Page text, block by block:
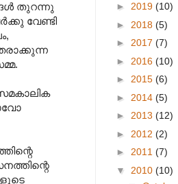
തുറന്നു
വേണ്ടി
► 2019 (10)
► 2018 (5)
► 2017 (7)
► 2016 (10)
► 2015 (6)
► 2014 (5)
► 2013 (12)
► 2012 (2)
► 2011 (7)
▼ 2010 (10)